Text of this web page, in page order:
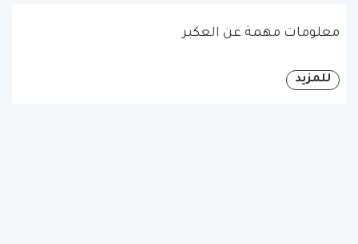
معلومات مهمة عن العكبر
للمزيد